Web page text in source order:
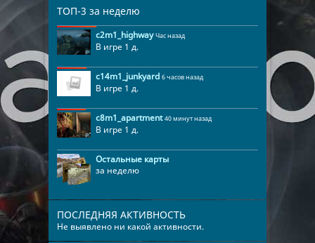
ТОП-3 за неделю
c2m1_highway Час назад
В игре 1 д.
c14m1_junkyard 6 часов назад
В игре 1 д.
c8m1_apartment 40 минут назад
В игре 1 д.
Остальные карты
за неделю
ПОСЛЕДНЯЯ АКТИВНОСТЬ
Не выявлено ни какой активности.